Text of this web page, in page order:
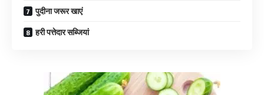
पुदीना जरूर खाएं
हरी पत्तेदार सब्जियां